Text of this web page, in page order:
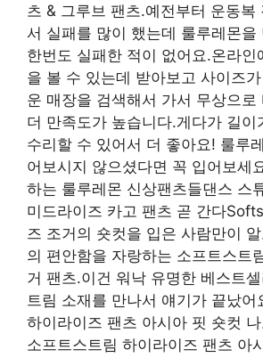
츠 & 그루브 팬츠.예전부터 운동복
서 실패를 많이 했는데 룰루레몬을
한번도 실패한 적이 없어요.온라인
을 볼 수 있는데 받아보고 사이즈
운 매장을 검색해서 가서 무상으로
더 만족도가 높습니다.게다가 길이
수리할 수 있어서 더 좋아요! 룰루
어보시지 않으셨다면 꼭 입어보세
하는 룰루레몬 신상팬츠들댄스 스
미드라이즈 카고 팬츠 곧 간다
즈 조거의 숏컷을 입은 사람만이
의 편안함을 자랑하는 소프트스트
거 팬츠.이건 워낙 유명한 베스트
트림 소재를 만나서 얘기가 끝났
하이라이즈 팬츠 아시아 핏 숏컷
소프트스트림 하이라이즈 팬츠 아